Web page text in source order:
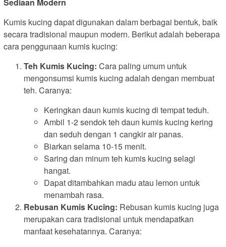
Sediaan Modern
Kumis kucing dapat digunakan dalam berbagai bentuk, baik
secara tradisional maupun modern. Berikut adalah beberapa
cara penggunaan kumis kucing:
Teh Kumis Kucing: Cara paling umum untuk
mengonsumsi kumis kucing adalah dengan membuat
teh. Caranya:
Keringkan daun kumis kucing di tempat teduh.
Ambil 1-2 sendok teh daun kumis kucing kering
dan seduh dengan 1 cangkir air panas.
Biarkan selama 10-15 menit.
Saring dan minum teh kumis kucing selagi
hangat.
Dapat ditambahkan madu atau lemon untuk
menambah rasa.
Rebusan Kumis Kucing: Rebusan kumis kucing juga
merupakan cara tradisional untuk mendapatkan
manfaat kesehatannya. Caranya: